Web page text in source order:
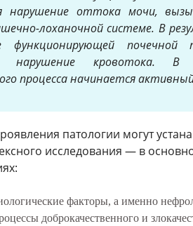
нарушение оттока мочи,
лоханочной системе. В
функционирующей
нарушение кровотока. В
процесса начинается
патологии могут
исследования — в
факторы, а именно
доброкачественного и